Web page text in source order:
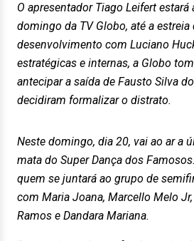
O apresentador Tiago Leifert
domingo da TV Globo, até a
desenvolvimento com Luciano
estratégicas e internas, a Globo
antecipar a saída de Fausto Silva
decidiram formalizar o distrato.
Neste domingo, dia 20, vai ao ar a
mata do Super Dança dos
quem se juntará ao grupo de
com Maria Joana, Marcello Melo
Ramos e Dandara Mariana.